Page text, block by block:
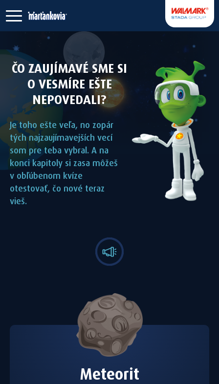
ČO ZAUJÍMAVÉ SME SI
O VESMÍRE EŠTE
NEPOVEDALI?
Je toho ešte veľa, no zopár
tých najzaujímavejších vecí
som pre teba vybral. A na
konci kapitoly si zasa môžeš
v obľúbenom kvíze
otestovať, čo nové teraz
vieš.
Meteorit